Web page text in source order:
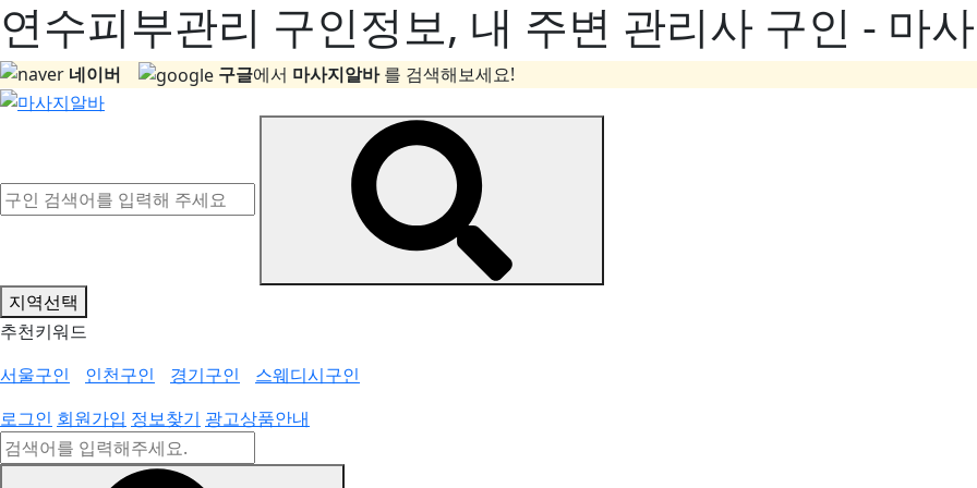
연수피부관리 구인정보, 내 주변 관리사 구인 - 마
네이버 구글에서 마사지알바를 검색해보세요!
지역선택
추천키워드
서울구인
인천구인 경기구인
스웨디시구인
로그인 회원가입 정보찾기 광고상품안내